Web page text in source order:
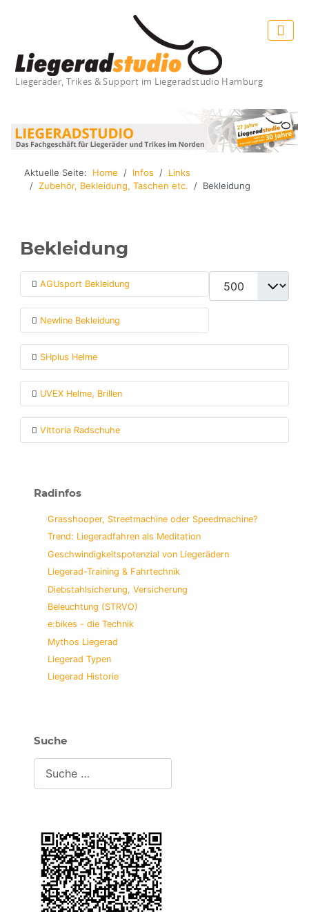
Liegeräder, Trikes & Support im Liegeradstudio Hamburg
Aktuelle Seite: Home Infos
Links
Zubehör, Bekleidung, Taschen etc.
Bekleidung
Bekleidung
AGUsport Bekleidung
Newline Bekleidung
SHplus Helme
UVEX Helme, Brillen
Vittoria Radschuhe
Radinfos
Grasshooper, Streetmachine oder Speedmachine?
Trend: Liegeradfahren als Meditation
Geschwindigkeitspotenzial von Liegerädern
Liegerad-Training & Fahrtechnik
Diebstahlsicherung, Versicherung
Beleuchtung (STRVO)
e:bikes - die Technik
Mythos Liegerad
Liegerad Typen
Liegerad Historie
Suche